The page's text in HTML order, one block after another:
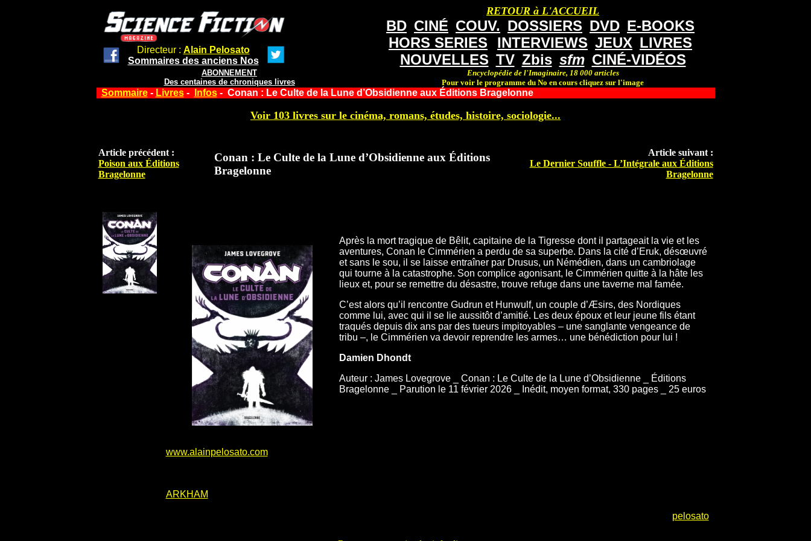
Directeur : Alain Pelosato
Sommaires des anciens Nos
ABONNEMENT
Des centaines de chroniques livres
RETOUR à L'ACCUEIL
BD CINÉ COUV. DOSSIERS DVD E-BOOKS
HORS SERIES
INTERVIEWS JEUX LIVRES
NOUVELLES TV Zbis sfm CINÉ-VIDÉOS
Encyclopédie de l'Imaginaire, 18 000 articles
Pour voir le programme du No en cours cliquez sur l'image
Sommaire- Livres- Infos- Conan : Le Culte de la Lune d’Obsidienne aux Éditions Bragelonne
Voir 103 livres sur le cinéma, romans, études, histoire, sociologie...
Article précédent :
Poison aux Éditions
Bragelonne
Conan : Le Culte de la Lune d’Obsidienne aux Éditions
Bragelonne
Article suivant :
Le Dernier Souffle - L’Intégrale aux Éditions
Bragelonne
Après la mort tragique de Bêlit, capitaine de la Tigresse dont il partageait la vie et les
aventures, Conan le Cimmérien a perdu de sa superbe. Dans la cité d’Eruk, désœuvré
et sans le sou, il se laisse entraîner par Drusus, un Némédien, dans un cambriolage
qui tourne à la catastrophe. Son complice agonisant, le Cimmérien quitte à la hâte les
lieux et, pour se remettre du désastre, trouve refuge dans une taverne mal famée.
C’est alors qu’il rencontre Gudrun et Hunwulf, un couple d’Ӕsirs, des Nordiques
comme lui, avec qui il se lie aussitôt d’amitié. Les deux époux et leur jeune fils étant
traqués depuis dix ans par des tueurs impitoyables – une sanglante vengeance de
tribu –, le Cimmérien va devoir reprendre les armes… une bénédiction pour lui !
Damien Dhondt
Auteur : James Lovegrove _ Conan : Le Culte de la Lune d’Obsidienne _ Éditions
Bragelonne _ Parution le 11 février 2026 _ Inédit, moyen format, 330 pages _ 25 euros
www.alainpelosato.com
ARKHAM
pelosato